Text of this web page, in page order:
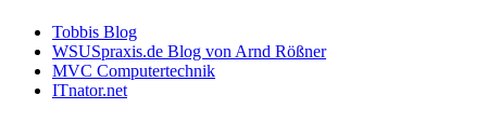
Tobbis Blog
WSUSpraxis.de Blog von Arnd Rößner
MVC Computertechnik
ITnator.net